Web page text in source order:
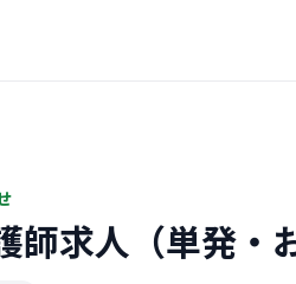
求人（単発・